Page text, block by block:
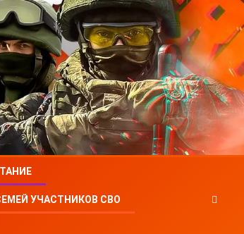
УЧАСТНИКОВ СВО